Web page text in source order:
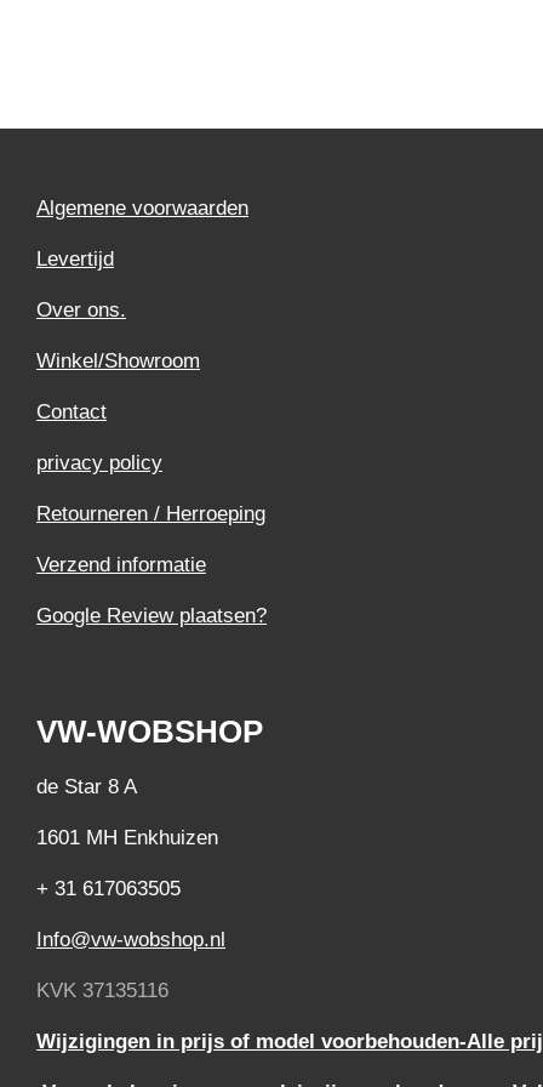
Algemene voorwaarden
Levertijd
Over ons.
Winkel/Showroom
Contact
privacy policy
Retourneren / Herroeping
Verzend informatie
Google Review plaatsen?
VW-WOBSHOP
de Star 8 A
1601 MH Enkhuizen
+ 31 617063505
Info@vw-wobshop.nl
KVK 37135116
Wijzigingen in prijs of model voorbehouden-Alle